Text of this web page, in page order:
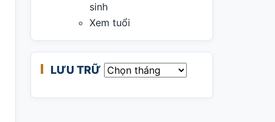
sinh
Xem tuổi
LƯU TRỮ Lưu trữ